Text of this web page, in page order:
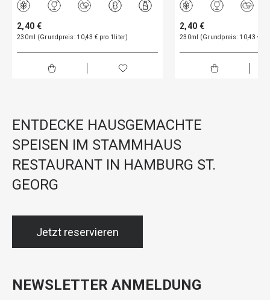
2,40 €
230ml (Grundpreis: 10,43 € pro 1liter)
2,40 €
230ml (Grundpreis: 10,43 €
ENTDECKE HAUSGEMACHTE
SPEISEN IM STAMMHAUS
RESTAURANT IN HAMBURG ST.
GEORG
Jetzt reservieren
NEWSLETTER ANMELDUNG